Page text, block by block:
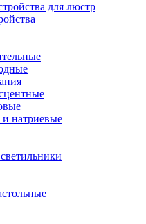
для люстр
натриевые